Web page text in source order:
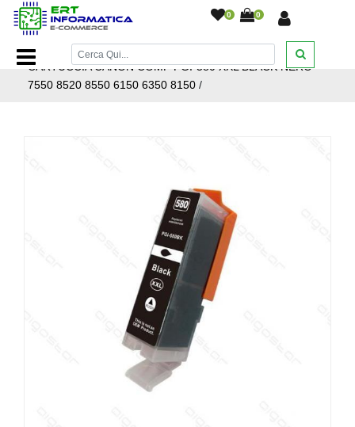
0 0
Home Page/Cartucce inkjet/Cartucce Inkjet Canon
/
CARTUCCIA CANON COMP PGI-580 XXL BLACK NERO
7550 8520 8550 6150 6350 8150 /